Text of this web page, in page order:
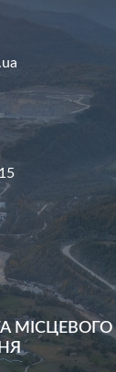
МІСЦЕВОГО